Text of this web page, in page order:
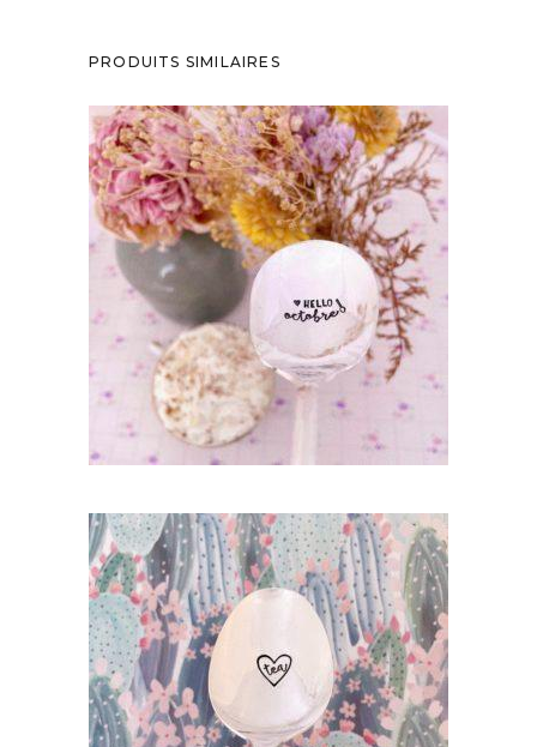
PRODUITS SIMILAIRES
CUILLÈRE ATYPIQUE GRAVÉE VINTAGE :
HELLO OCTOBRE
35,00
AJOUTER AU PANIER
CUILLÈRE ATYPIQUE GRAVÉE VINTAGE :
TEA
35,00€
AJOUTER AU PANIER